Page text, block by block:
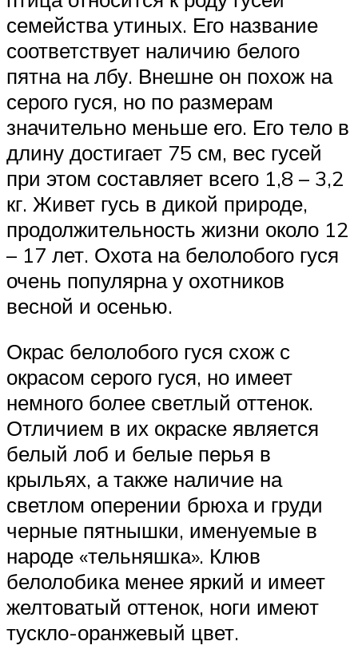
семейства утиных. Его название
соответствует наличию белого
пятна на лбу. Внешне он похож на
серого гуся, но по размерам
значительно меньше его. Его тело в
длину достигает 75 см, вес гусей
при этом составляет всего 1,8 – 3,2
кг. Живет гусь в дикой природе,
продолжительность жизни около 12
– 17 лет. Охота на белолобого гуся
очень популярна у охотников
весной и осенью.
Окрас белолобого гуся схож с
окрасом серого гуся, но имеет
немного более светлый оттенок.
Отличием в их окраске является
белый лоб и белые перья в
крыльях, а также наличие на
светлом оперении брюха и груди
черные пятнышки, именуемые в
народе «тельняшка». Клюв
белолобика менее яркий и имеет
желтоватый оттенок, ноги имеют
тускло-оранжевый цвет.